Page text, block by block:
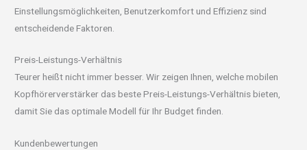
Einstellungsmöglichkeiten, Benutzerkomfort und Effizienz sind
entscheidende Faktoren.
Preis-Leistungs-Verhältnis
Teurer heißt nicht immer besser. Wir zeigen Ihnen, welche mobilen
Kopfhörerverstärker das beste Preis-Leistungs-Verhältnis bieten,
damit Sie das optimale Modell für Ihr Budget finden.
Kundenbewertungen